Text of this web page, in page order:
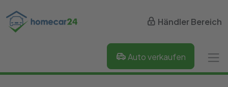
Händler Bereich
Auto verkaufen